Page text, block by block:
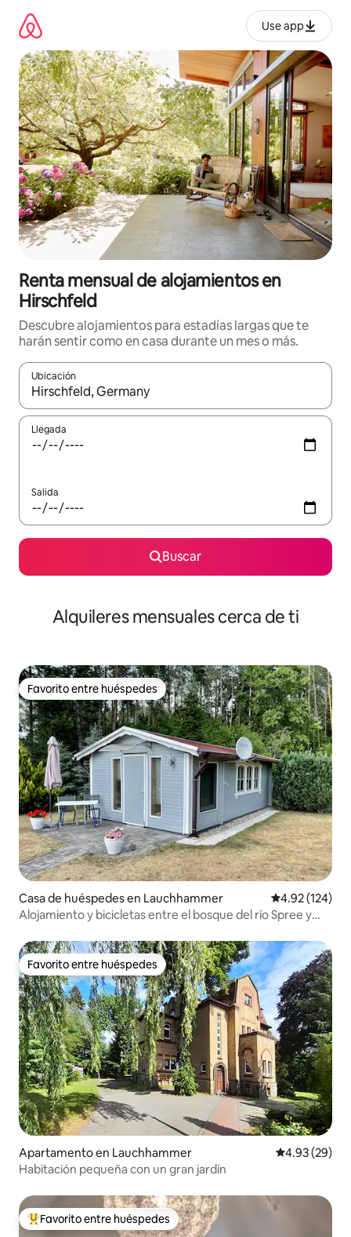
contenido
Use app
Renta mensual de alojamientos en
Hirschfeld
Descubre alojamientos para estadías largas que te
harán sentir como en casa durante un mes o más.
Ubicación
Cuando los resultados estén disponibles, navega con las
Llegada
Salida
Buscar
Alquileres mensuales cerca de ti
Favorito entre huéspedes
Favorito entre huéspedes
Casa de huéspedes en Lauchhammer Calificación
4.92 (124)
Alojamiento y bicicletas entre el bosque del río Spree y
Favorito entre huéspedes
Favorito entre huéspedes
Apartamento en Lauchhammer Calificación
4.93 (29)
Habitación pequeña con un gran jardín
Favorito entre huéspedes preferido
Favorito entre huéspedes